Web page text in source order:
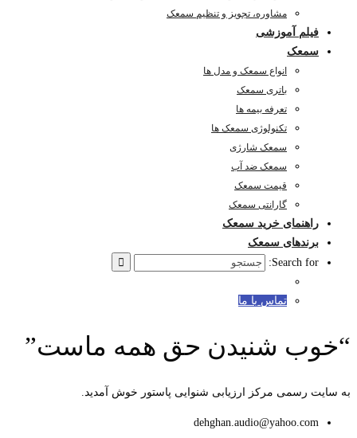
مشاوره، تجویز و تنظیم سمعک
فیلم آموزشی
سمعک
انواع سمعک و مدل ها
باتری سمعک
تعرفه بیمه ها
تکنولوژی سمعک ها
سمعک شارژی
سمعک ضد آب
قیمت سمعک
گارانتی سمعک
راهنمای خرید سمعک
برندهای سمعک
Search for:
تماس با ما
“خوب شنیدن حق همه ماست”
به سایت رسمی مرکز ارزیابی شنوایی پاستور خوش آمدید.
dehghan.audio@yahoo.com